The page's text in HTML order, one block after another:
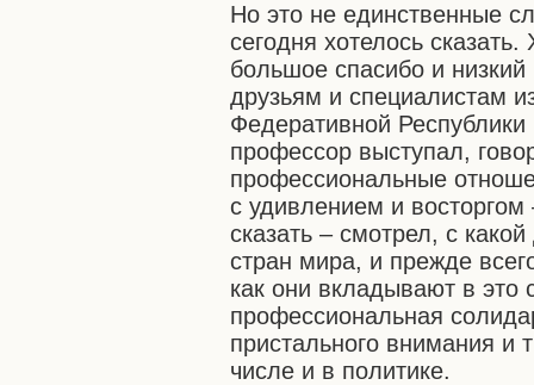
Но это не единственные
сегодня хотелось
большое спасибо и
друзьям и специалистам
Федеративной
профессор выступал,
профессиональные
с удивлением и восторгом
сказать – смотрел, с
стран мира, и прежде
как они вкладывают в это
профессиональная
пристального внимания и
числе и в политике.